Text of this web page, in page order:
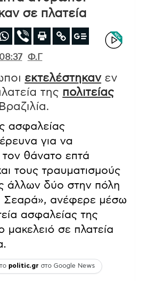
σε πλατεία
Φ.Γ
εκτελέστηκανεν
της πολιτείας
ασφαλείας
για να
τον θάνατο επτά
τους τραυματισμούς
άλλων δύο στην πόλη
Σεαρά», ανέφερε μέσω
ασφαλείας της
μακελειό σε πλατεία
politic.gr στο Google News